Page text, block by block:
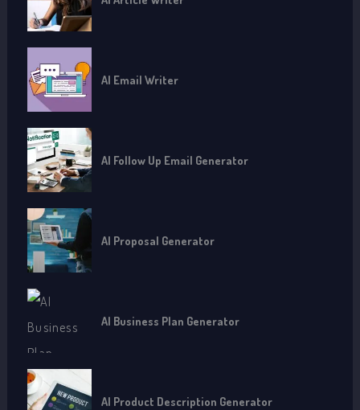
AI Email Writer
AI Follow Up Email Generator
AI Proposal Generator
AI Business Plan Generator
AI Product Description Generator